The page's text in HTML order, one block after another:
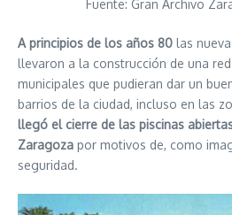
Fuente: Gran Archivo
A principios de los años 80 las
llevaron a la construcción de una
municipales que pudieran dar un
barrios de la ciudad, incluso en las
llegó el cierre de las piscinas
Zaragoza por motivos de, como
seguridad.